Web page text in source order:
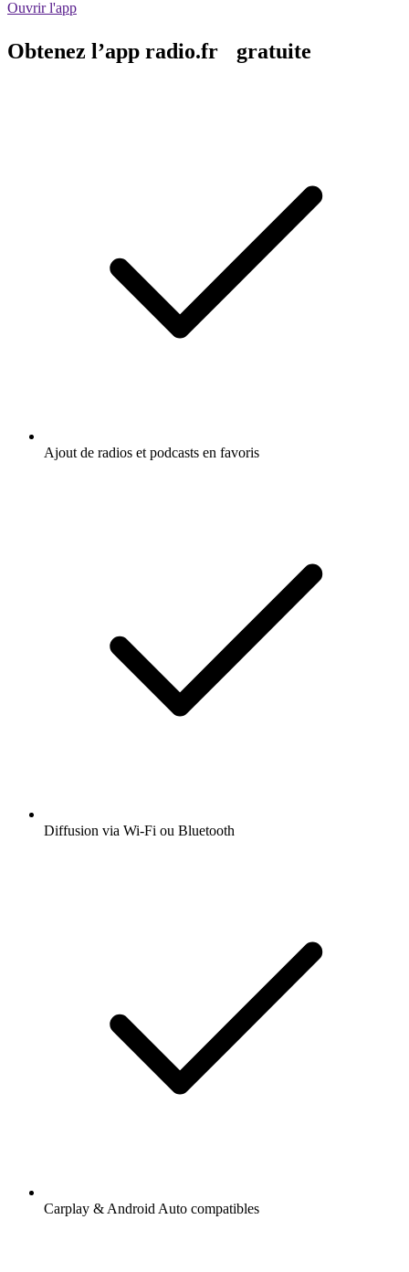
Ouvrir l'app
Obtenez l’app radio.fr gratuite
Ajout de radios et podcasts en favoris
Diffusion via Wi-Fi ou Bluetooth
Carplay & Android Auto compatibles